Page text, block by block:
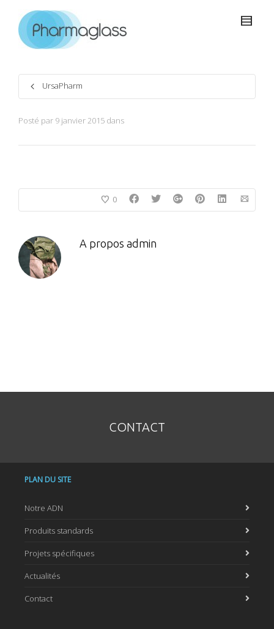
UrsaPharm
Posté par 9 janvier 2015 dans
0
A propos admin
CONTACT
PLAN DU SITE
Notre ADN
Produits standards
Projets spécifiques
Actualités
Contact